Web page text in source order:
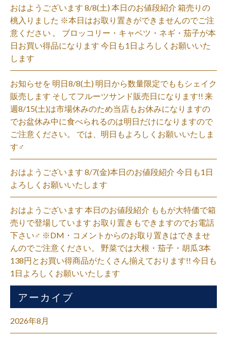
おはようございます 8/8(土) 本日のお値段紹介 箱売りの
桃入りました ※本日はお取り置きができませんのでご注
意ください 。 ブロッコリー・キャベツ・ネギ・茄子が本
日お買い得品になります 今日も1日よろしくお願いいた
します
お知らせを 明日8/8(土) 明日から数量限定でももシェイク
販売します そしてフルーツサンド販売日になります!! 来
週8/15(土)は市場休みのため当店もお休みになりますの
でお盆休み中に食べられるのは明日だけになりますので
ご注意ください。 では、明日もよろしくお願いいたしま
す‍♂️
おはようございます 8/7(金)本日のお値段紹介 今日も1日
よろしくお願いいたします
おはようございます 本日のお値段紹介 ももが大特価で箱
売りで登場しています お取り置きもできますのでお電話
下さい‍♂️ ※DM・コメントからのお取り置きはできませ
んのでご注意ください。 野菜では大根・茄子・胡瓜3本
138円とお買い得商品がたくさん揃えております!! 今日も
1日よろしくお願いいたします
アーカイブ
2026年8月